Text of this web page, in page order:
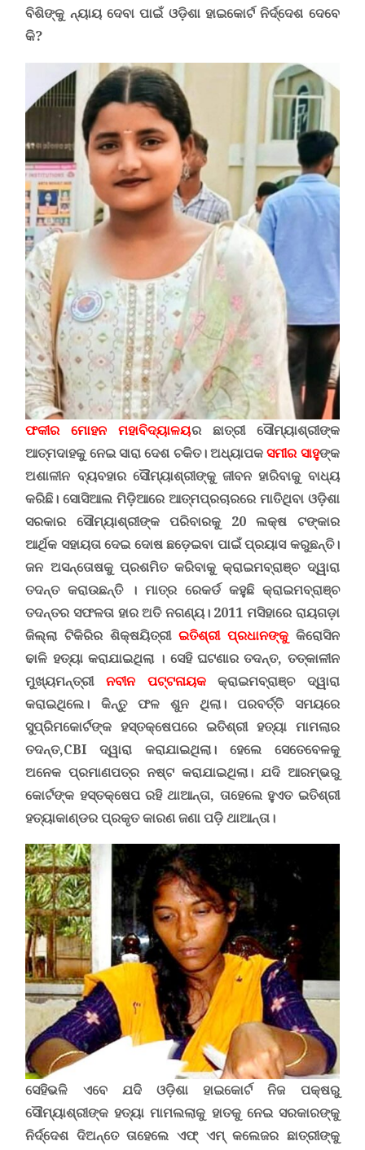
ବିଶିଙ୍କୁ ନ୍ୟାୟ ଦେବା ପାଇଁ ଓଡ଼ିଶା ହାଇକୋର୍ଟ ନିର୍ଦ୍ଦେଶ ଦେବେ
କି?
ଫକୀର ମୋହନ ମହାବିଦ୍ୟାଳୟର ଛାତ୍ରୀ ସୌମ୍ୟାଶ୍ରୀଙ୍କ
ଆତ୍ମଦାହକୁ ନେଇ ସାରା ଦେଶ ଚକିତ। ଅଧ୍ୟାପକସମୀର ସାହୁଙ୍କ
ଅଶାଳୀନ ବ୍ୟବହାର ସୌମ୍ୟାଶ୍ରୀଙ୍କୁ ଜୀବନ ହାରିବାକୁ ବାଧ୍ୟ
କରିଛି।ସୋସିଆଲ ମିଡ଼ିଆରେ ଆତ୍ମପ୍ରଚାରରେ ମାତିଥିବା ଓଡ଼ିଶା
ସରକାର ସୌମ୍ୟାଶ୍ରୀଙ୍କ ପରିବାରକୁ 20 ଲକ୍ଷ ଟଙ୍କାର
ଆର୍ଥିକ ସହାୟତା ଦେଇ ଦୋଷ ଛଡ଼େଇବା ପାଇଁ ପ୍ରୟାସ କରୁଛନ୍ତି।
ଜନ ଅସନ୍ତୋଷକୁ ପ୍ରଶମିତ କରିବାକୁ କ୍ରାଇମବ୍ରାଞ୍ଚ ଦ୍ୱାରା
ତଦନ୍ତ କରାଉଛନ୍ତି । ମାତ୍ର ରେକର୍ଡ କହୁଛି କ୍ରାଇମବ୍ରାଞ୍ଚ
ତଦନ୍ତର ସଫଳତା ହାର ଅତି ନଗଣ୍ୟ। 2011 ମସିହାରେ ରାୟଗଡ଼ା
ଜିଲ୍ଲା ଟିକିରିର ଶିକ୍ଷୟିତ୍ରୀ ଇତିଶ୍ରୀ ପ୍ରଧାନଙ୍କୁକିରୋସିନ
ଢାଳି ହତ୍ୟା କରାଯାଇଥିଲା। ସେହି ଘଟଣାର ତଦନ୍ତ, ତତ୍କାଳୀନ
ମୁଖ୍ୟମନ୍ତ୍ରୀ ନବୀନ ପଟ୍ଟନାୟକକ୍ରାଇମବ୍ରାଞ୍ଚ ଦ୍ୱାରା
କରାଇଥିଲେ। କିନ୍ତୁ ଫଳ ଶୁନ ଥିଲା। ପରବର୍ତ୍ତି ସମୟରେ
ସୁପ୍ରିମକୋର୍ଟଙ୍କ ହସ୍ତକ୍ଷେପରେ ଇତିଶ୍ରୀ ହତ୍ୟା ମାମଲାର
ତଦନ୍ତ,CBIଦ୍ୱାରା କରାଯାଇଥଲା। ହେଲେ ସେତେବେଳକୁ
ଅନେକ ପ୍ରମାଣପତ୍ର ନଷ୍ଟ କରାଯାଇଥିଲା। ଯଦି ଆରମ୍ଭରୁ
କୋର୍ଟଙ୍କ ହସ୍ତକ୍ଷେପ ରହି ଥାଆନ୍ତା, ତାହେଲେ ହୁଏତ ଇତିଶ୍ରୀ
ହତ୍ୟାକାଣ୍ଡର ପ୍ରକୃତ କାରଣ ଜଣା ପଡ଼ି ଥାଆନ୍ତା।
ସେହିଭଳି ଏବେ ଯଦି ଓଡ଼ିଶା ହାଇକୋର୍ଟ ନିଜ ପକ୍ଷରୁ
ସୌମ୍ୟାଶ୍ରୀଙ୍କ ହତ୍ୟା ମାମଲଲାକୁ ହାତକୁ ନେଇ ସରକାରଙ୍କୁ
ନିର୍ଦ୍ଦେଶ ଦିଅନ୍ତେ ତାହେଲେ ଏଫ୍ ଏମ୍ କଲେଜର ଛାତ୍ରୀଙ୍କୁ